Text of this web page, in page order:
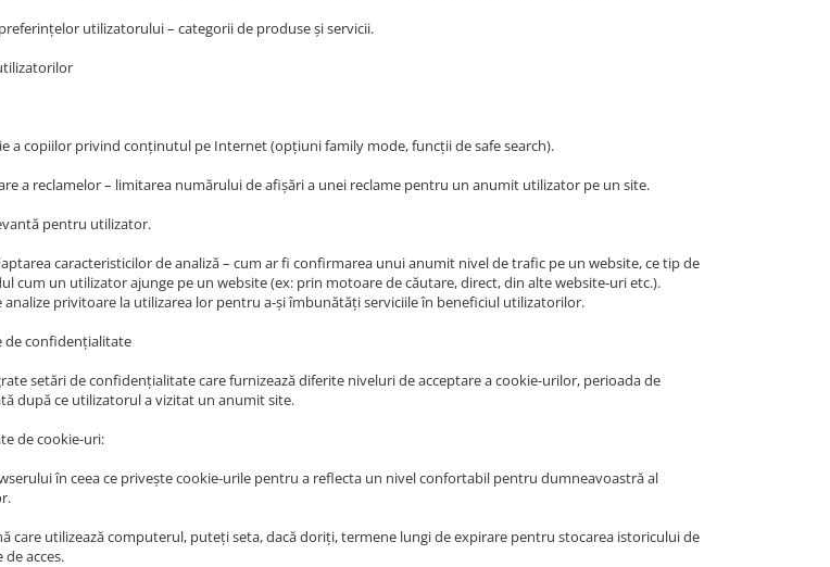
utilizatorului – categorii de produse și servicii.
a copiilor privind conținutul pe Internet (opțiuni family mode, funcții de safe search).
a reclamelor – limitarea numărului de afișări a unei reclame pentru un anumit utilizator pe un site.
pentru utilizator.
caracteristicilor de analiză – cum ar fi confirmarea unui anumit nivel de trafic pe un website, ce tip de
cum un utilizator ajunge pe un website (ex: prin motoare de căutare, direct, din alte website-uri etc.).
analize privitoare la utilizarea lor pentru a-și îmbunătăți serviciile în beneficiul utilizatorilor.
de confidențialitate
setări de confidențialitate care furnizează diferite niveluri de acceptare a cookie-urilor, perioada de
după ce utilizatorul a vizitat un anumit site.
de cookie-uri:
în ceea ce privește cookie-urile pentru a reflecta un nivel confortabil pentru dumneavoastră al
care utilizează computerul, puteți seta, dacă doriți, termene lungi de expirare pentru stocarea istoricului de
acces.